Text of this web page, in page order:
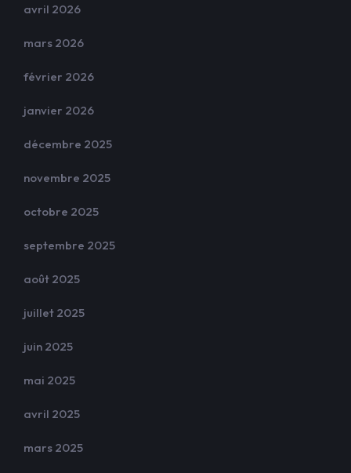
avril 2026
mars 2026
février 2026
janvier 2026
décembre 2025
novembre 2025
octobre 2025
septembre 2025
août 2025
juillet 2025
juin 2025
mai 2025
avril 2025
mars 2025